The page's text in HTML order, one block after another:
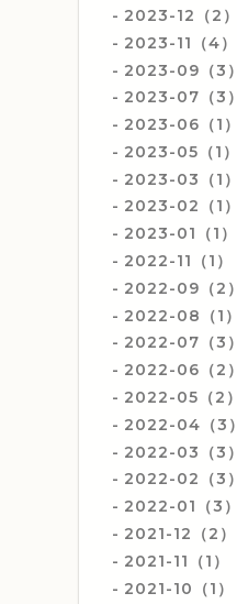
2023-12（2）
2023-11（4）
2023-09（3）
2023-07（3）
2023-06（1）
2023-05（1）
2023-03（1）
2023-02（1）
2023-01（1）
2022-11（1）
2022-09（2）
2022-08（1）
2022-07（3）
2022-06（2）
2022-05（2）
2022-04（3）
2022-03（3）
2022-02（3）
2022-01（3）
2021-12（2）
2021-11（1）
2021-10（1）